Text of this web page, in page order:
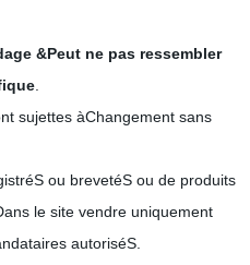
&Peut ne pas ressembler
sujettes àChangement sans
ou brevetéS ou de produits
le site vendre uniquement
autoriséS.